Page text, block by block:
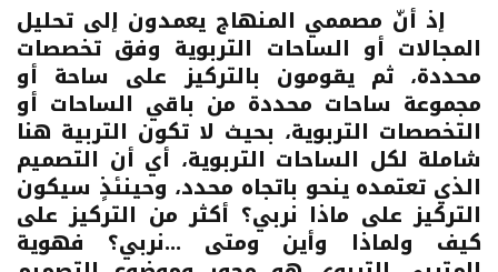
إذ أنّ مصممي المنهاج يعمدون إلى تحليل
المجالات أو الساحات التربوية وفق تخصصات
محددة، ثم يقومون بالتركيز على ساحة أو
مجموعة ساحات محددة من باقي الساحات أو
التخصصات التربوية، بحيث لا تكون التربية هنا
شاملة لكل الساحات التربوية، أي أن التصميم
الذي تعتمده ينحو باتجاه محدد، وحينئذٍ سيكون
التركيز على ماذا نربي؟ أكثر من التركيز على
كيف ولماذا وأين ومتى ...نربي؟ فهوية